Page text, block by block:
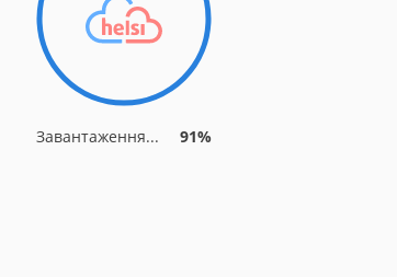
Завантаження... 91%